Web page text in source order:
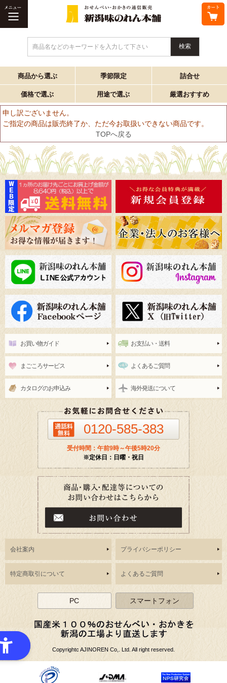
商品名などのキーワードを入力して下さい
商品から選ぶ 季節限定 詰合せ
価格で選ぶ 用途で選ぶ 厳選おすすめ
申し訳ございません。
ご指定の商品は販売終了か、ただ今お取扱いできない商品です。
TOPへ戻る
お買い物ガイド お支払い・送料
まごころサービス よくあるご質問
カタログのお申込み 海外発送について
0120-585-383
受付時間：午前9時～午後5時20分
※定休日：日曜・祝日
会社案内 プライバシーポリシー
特定商取引について よくあるご質問
PC スマートフォン
Copyrightc AJINOREN Co,. Ltd. All right reserved.